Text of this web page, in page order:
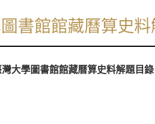
圖書館館藏曆算史
灣大學圖書館館藏曆算史料解題目錄